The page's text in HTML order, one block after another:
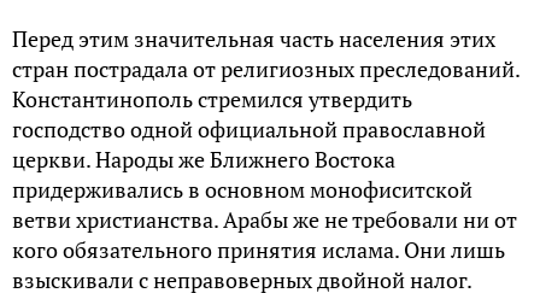
Перед этим значительная часть населения этих
стран пострадала от религиозных преследований.
Константинополь стремился утвердить
господство одной официальной православной
церкви. Народы же Ближнего Востока
придерживались в основном монофиситской
ветви христианства. Арабы же не требовали ни от
кого обязательного принятия ислама. Они лишь
взыскивали с неправоверных двойной налог.